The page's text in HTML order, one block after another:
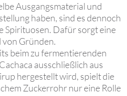
Ausgangsmaterial und
haben, sind es dennoch
Spirituosen. Dafür sorgt eine
von Gründen.
beim zu fermentierenden
ausschließlich aus
hergestellt wird, spielt die
Zuckerrohr nur eine Rolle